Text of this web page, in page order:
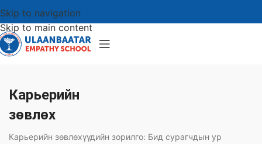
Skip to navigation
Skip to main content
Карьерийн
зөвлөх
Карьерийн зөвлөхүүдийн зорилго: Бид сурагчдын ур